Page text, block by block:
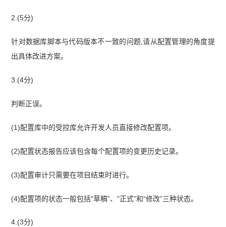
2.(5分)
针对数据库脚本与代码版本不一致的问题,请从配置管理的角度提
出具体改进方案。
3.(4分)
判断正误。
(1)配置库中的受控库允许开发人员直接修改配置项。
(2)配置状态报告应该包含每个配置项的变更历史记录。
(3)配置审计只需要在项目结束时进行。
(4)配置项的状态一般包括"草稿”、"正式”和“修改”三种状态。
4.(3分)